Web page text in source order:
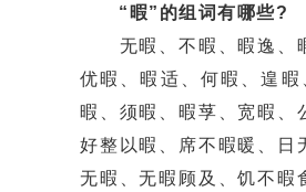
“暇”的组词有哪些?
无暇、不暇、暇逸、暇
优暇、暇适、何暇、遑
暇、须暇、暇莩、宽暇、
好整以暇、席不暇暖、日
无暇、无暇顾及、饥不暇